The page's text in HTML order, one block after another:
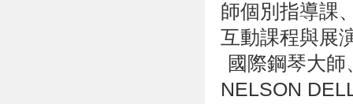
師個別指導課
互動課程與展
國際鋼琴大
NELSON